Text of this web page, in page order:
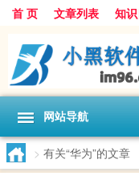
首 页 文章列表 知
网站导航
> 有关“华为”的文章